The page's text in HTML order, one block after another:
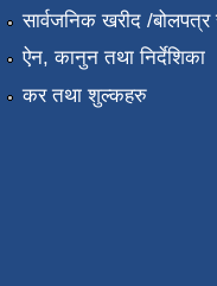
सार्वजनिक खरीद /
ऐन, कानुन तथा निर्देशिका
कर तथा शुल्कहरु